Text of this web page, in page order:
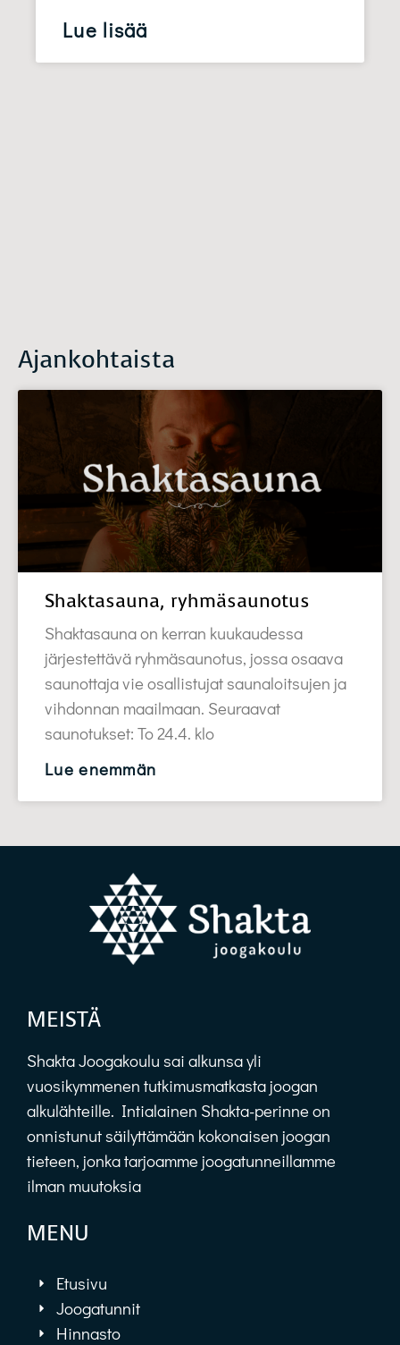
Lue lisää
Ajankohtaista
Shaktasauna, ryhmäsaunotus
Shaktasauna on kerran kuukaudessa
järjestettävä ryhmäsaunotus, jossa osaava
saunottaja vie osallistujat saunaloitsujen ja
vihdonnan maailmaan. Seuraavat
saunotukset: To 24.4. klo
Lue enemmän
MEISTÄ
Shakta Joogakoulu sai alkunsa yli
vuosikymmenen tutkimusmatkasta joogan
alkulähteille. Intialainen Shakta-perinne on
onnistunut säilyttämään kokonaisen joogan
tieteen, jonka tarjoamme joogatunneillamme
ilman muutoksia
MENU
Etusivu
Joogatunnit
Hinnasto